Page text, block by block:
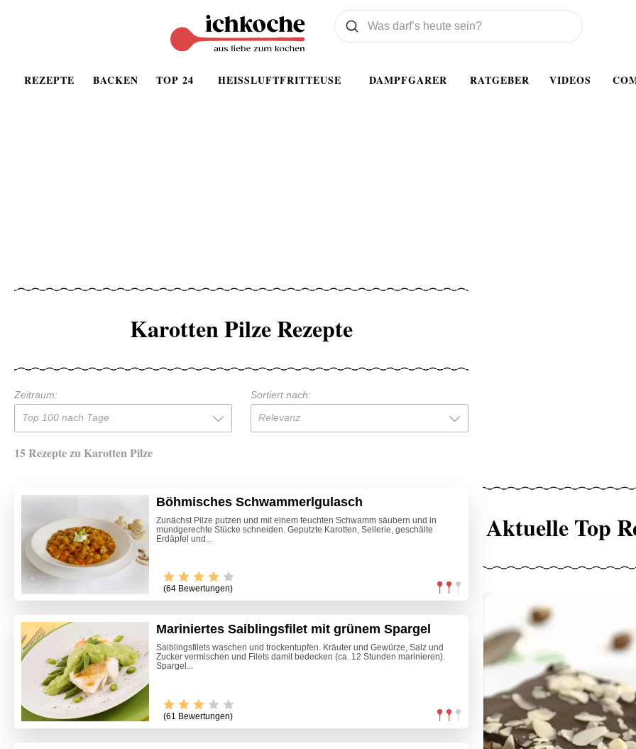
REZEPTE BACKEN TOP 24 HEISSLUFTFRITTEUSE DAMPFGARER RATGEBER VIDEOS
Was wollen Sie suchen
Suchen
Karotten Pilze Rezepte
Zeitraum:
Top 100 nach Tage
Sortiert nach:
Relevanz
15 Rezepte zu Karotten Pilze
Böhmisches Schwammerlgulasch
Zunächst Pilze putzen und mit einem feuchten Schwamm säubern und in
mundgerechte Stücke schneiden. Geputzte Karotten, Sellerie, geschälte
Erdäpfel und...
(64 Bewertungen)
Mariniertes Saiblingsfilet mit grünem Spargel
Saiblingsfilets waschen und trockentupfen. Kräuter und Gewürze, Salz und
Zucker vermischen und Filets damit bedecken (ca. 12 Stunden marinieren).
Spargel...
(61 Bewertungen)
Aktuelle Top